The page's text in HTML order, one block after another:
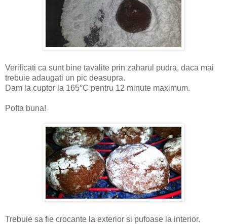
Verificati ca sunt bine tavalite prin zaharul pudra, daca mai
trebuie adaugati un pic deasupra.
Dam la cuptor la 165°C pentru 12 minute maximum.
Pofta buna!
Trebuie sa fie crocante la exterior si pufoase la interior.